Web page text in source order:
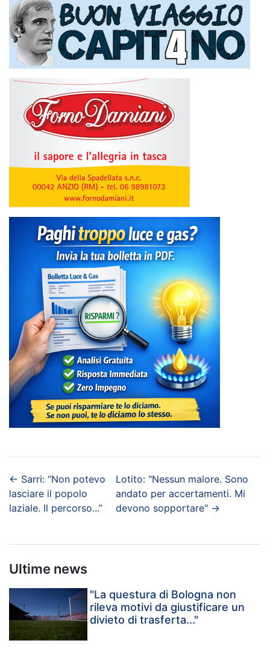
← Sarri: “Non potevo
lasciare il popolo
laziale. Il percorso...”
Lotito: "Nessun malore. Sono
andato per accertamenti. Mi
devono sopportare" →
Ultime news
"La questura di Bologna non
rileva motivi da giustificare un
divieto di trasferta..."